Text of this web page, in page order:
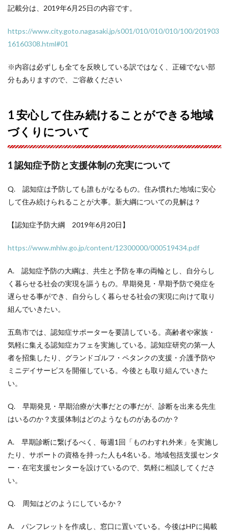
記載分は、2019年6月25日の内容です。
https://www.city.goto.nagasaki.jp/s001/010/010/010/100/201903
16160308.html#01
※内容は必ずしも全てを反映している訳ではなく、正確でない部
分もありますので、ご容赦ください
1 安心して住み続けることができる地域
づくりについて
1 認知症予防と支援体制の充実について
Q. 認知症は予防しても誰もがなるもの。住み慣れた地域に安心
して住み続けられることが大事。新大綱についての見解は？
【認知症予防大綱 2019年6月20日】
https://www.mhlw.go.jp/content/12300000/000519434.pdf
A. 認知症予防の大綱は、共生と予防を車の両輪とし、自分らし
く暮らせる社会の実現を謳うもの。早期発見・早期予防で発症を
遅らせる事ができ、自分らしく暮らせる社会の実現に向けて取り
組んでいきたい。
五島市では、認知症サポーターを要請している。高齢者や家族・
気軽に集える認知症カフェを実施している。認知症研究の第一人
者を招集したり、グランドゴルフ・ペタンクの支援・介護予防や
ミニデイサービスを開催している。今後とも取り組んでいきた
い。
Q. 早期発見・早期治療が大事だとの事だが、診断を出来る先生
はいるのか？支援体制はどのようなものがあるのか？
A. 早期診断に繋げるべく、毎週1回「ものわすれ外来」を実施し
たり、サポートの資格を持った人も4名いる。地域包括支援センタ
ー・在宅支援センターを設けているので、気軽に相談してくださ
い。
Q. 周知はどのようにしているか？
A. パンフレットを作成し、窓口に置いている。今後はHPに掲載